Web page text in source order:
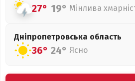
27° 19° Мінлива
Дніпропетровська область
36° 24° Ясно